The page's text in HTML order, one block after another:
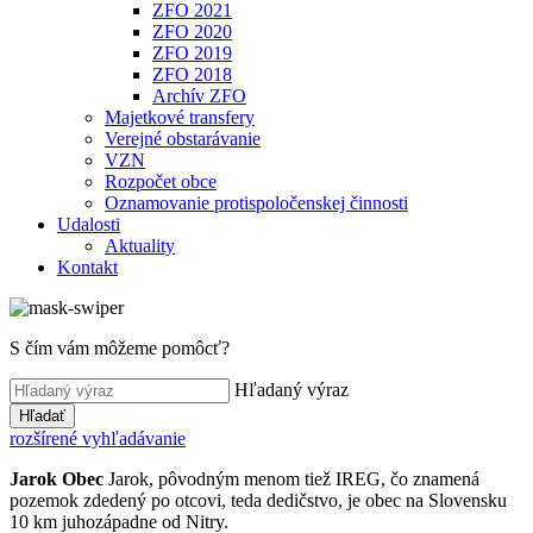
ZFO 2021
ZFO 2020
ZFO 2019
ZFO 2018
Archív ZFO
Majetkové transfery
Verejné obstarávanie
VZN
Rozpočet obce
Oznamovanie protispoločenskej činnosti
Udalosti
Aktuality
Kontakt
S čím vám môžeme pomôcť?
Hľadaný výraz
Hľadať
rozšírené vyhľadávanie
Jarok Obec Jarok, pôvodným menom tiež IREG, čo znamená
pozemok zdedený po otcovi, teda dedičstvo, je obec na Slovensku
10 km juhozápadne od Nitry.